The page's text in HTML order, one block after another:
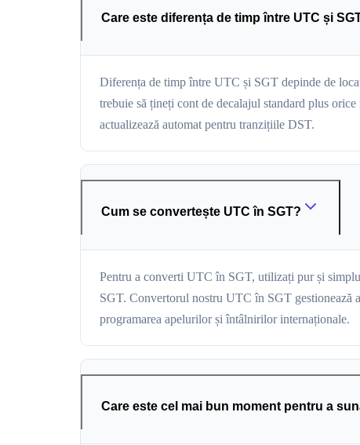
Care este diferența de timp între UTC și
Diferența de timp între UTC și SGT depinde de
trebuie să țineți cont de decalajul standard plus
actualizează automat pentru tranzițiile DST.
Cum se convertește UTC în SGT?
Pentru a converti UTC în SGT, utilizați pur și
SGT. Convertorul nostru UTC în SGT gestionează
programarea apelurilor și întâlnirilor internaționale.
Care este cel mai bun moment pentru a